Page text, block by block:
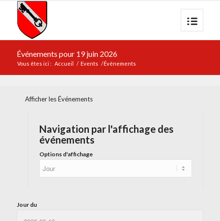
Événements pour 19 juin 2026
Vous êtes ici : Accueil / Events /Événements
Afficher les Événements
Navigation par l'affichage des
événements
Options d'affichage
Jour du